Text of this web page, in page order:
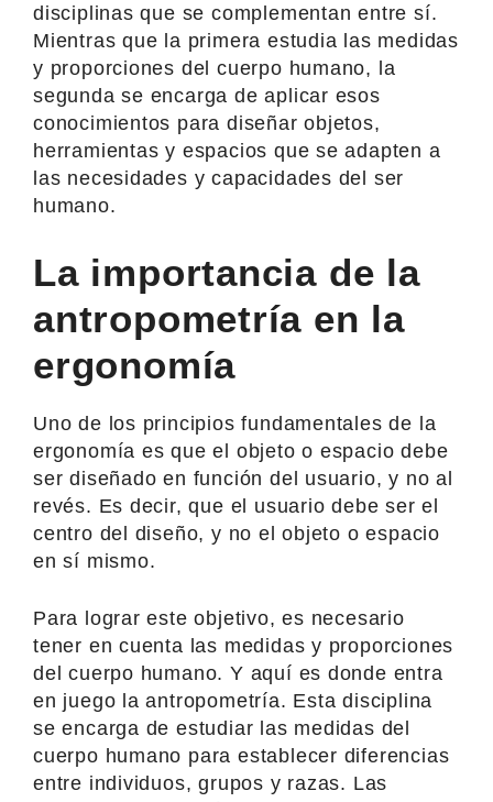
disciplinas que se complementan entre sí.
Mientras que la primera estudia las medidas
y proporciones del cuerpo humano, la
segunda se encarga de aplicar esos
conocimientos para diseñar objetos,
herramientas y espacios que se adapten a
las necesidades y capacidades del ser
humano.
La importancia de la
antropometría en la
ergonomía
Uno de los principios fundamentales de la
ergonomía es que el objeto o espacio debe
ser diseñado en función del usuario, y no al
revés. Es decir, que el usuario debe ser el
centro del diseño, y no el objeto o espacio
en sí mismo.
Para lograr este objetivo, es necesario
tener en cuenta las medidas y proporciones
del cuerpo humano. Y aquí es donde entra
en juego la antropometría. Esta disciplina
se encarga de estudiar las medidas del
cuerpo humano para establecer diferencias
entre individuos, grupos y razas. Las